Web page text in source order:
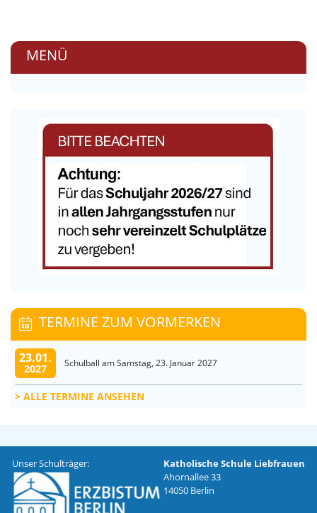
MENÜ
TERMINE ZUM VORMERKEN
23.01.
2027 Schulball am Samstag, 23. Januar 2027
ALLE TERMINE ANSEHEN
Unser Schulträger:
Katholische Schule Liebfrauen
Ahornallee 33
14050 Berlin